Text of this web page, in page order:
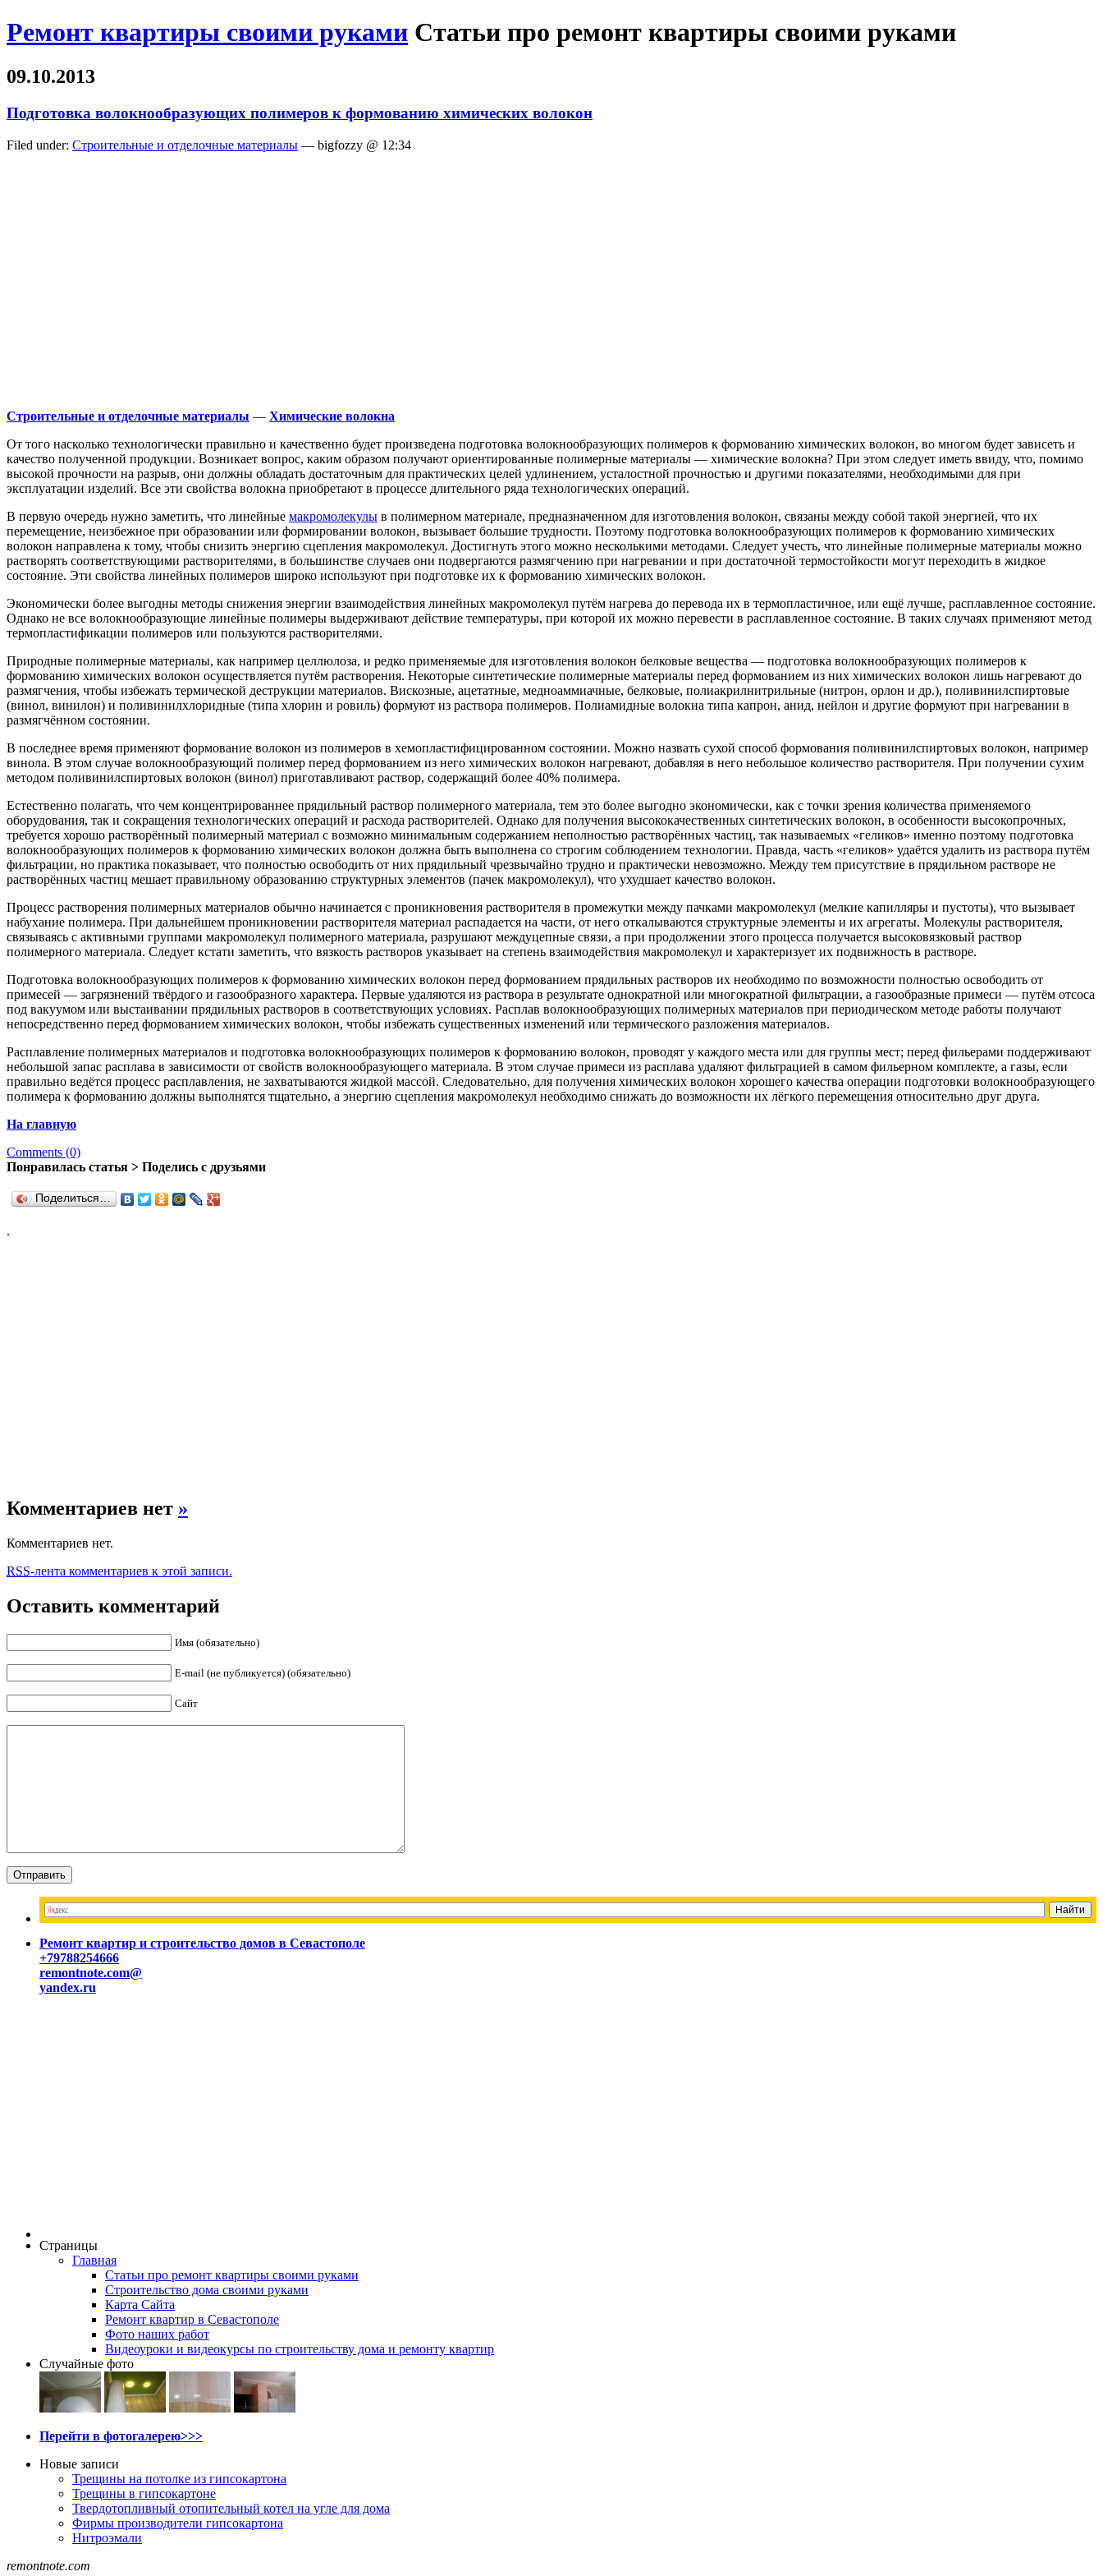
Ремонт квартиры своими руками Статьи про ремонт квартиры своими руками
09.10.2013
Подготовка волокнообразующих полимеров к формованию химических волокон
Filed under: Строительные и отделочные материалы — bigfozzy @ 12:34
Строительные и отделочные материалы — Химические волокна
От того насколько технологически правильно и качественно будет произведена подготовка волокнообразующих полимеров к формованию химических волокон, во многом будет зависеть и
качество полученной продукции. Возникает вопрос, каким образом получают ориентированные полимерные материалы — химические волокна? При этом следует иметь ввиду, что, помимо
высокой прочности на разрыв, они должны обладать достаточным для практических целей удлинением, усталостной прочностью и другими показателями, необходимыми для при
эксплуатации изделий. Все эти свойства волокна приобретают в процессе длительного ряда технологических операций.
В первую очередь нужно заметить, что линейные макромолекулы в полимерном материале, предназначенном для изготовления волокон, связаны между собой такой энергией, что их
перемещение, неизбежное при образовании или формировании волокон, вызывает большие трудности. Поэтому подготовка волокнообразующих полимеров к формованию химических
волокон направлена к тому, чтобы снизить энергию сцепления макромолекул. Достигнуть этого можно несколькими методами. Следует учесть, что линейные полимерные материалы можно
растворять соответствующими растворителями, в большинстве случаев они подвергаются размягчению при нагревании и при достаточной термостойкости могут переходить в жидкое
состояние. Эти свойства линейных полимеров широко используют при подготовке их к формованию химических волокон.
Экономически более выгодны методы снижения энергии взаимодействия линейных макромолекул путём нагрева до перевода их в термопластичное, или ещё лучше, расплавленное состояние.
Однако не все волокнообразующие линейные полимеры выдерживают действие температуры, при которой их можно перевести в расплавленное состояние. В таких случаях применяют метод
термопластификации полимеров или пользуются растворителями.
Природные полимерные материалы, как например целлюлоза, и редко применяемые для изготовления волокон белковые вещества — подготовка волокнообразующих полимеров к
формованию химических волокон осуществляется путём растворения. Некоторые синтетические полимерные материалы перед формованием из них химических волокон лишь нагревают до
размягчения, чтобы избежать термической деструкции материалов. Вискозные, ацетатные, медноаммиачные, белковые, полиакрилнитрильные (нитрон, орлон и др.), поливинилспиртовые
(винол, винилон) и поливинилхлоридные (типа хлорин и ровиль) формуют из раствора полимеров. Полиамидные волокна типа капрон, анид, нейлон и другие формуют при нагревании в
размягчённом состоянии.
В последнее время применяют формование волокон из полимеров в хемопластифицированном состоянии. Можно назвать сухой способ формования поливинилспиртовых волокон, например
винола. В этом случае волокнообразующий полимер перед формованием из него химических волокон нагревают, добавляя в него небольшое количество растворителя. При получении сухим
методом поливинилспиртовых волокон (винол) приготавливают раствор, содержащий более 40% полимера.
Естественно полагать, что чем концентрированнее прядильный раствор полимерного материала, тем это более выгодно экономически, как с точки зрения количества применяемого
оборудования, так и сокращения технологических операций и расхода растворителей. Однако для получения высококачественных синтетических волокон, в особенности высокопрочных,
требуется хорошо растворённый полимерный материал с возможно минимальным содержанием неполностью растворённых частиц, так называемых «геликов» именно поэтому подготовка
волокнообразующих полимеров к формованию химических волокон должна быть выполнена со строгим соблюдением технологии. Правда, часть «геликов» удаётся удалить из раствора путём
фильтрации, но практика показывает, что полностью освободить от них прядильный чрезвычайно трудно и практически невозможно. Между тем присутствие в прядильном растворе не
растворённых частиц мешает правильному образованию структурных элементов (пачек макромолекул), что ухудшает качество волокон.
Процесс растворения полимерных материалов обычно начинается с проникновения растворителя в промежутки между пачками макромолекул (мелкие капилляры и пустоты), что вызывает
набухание полимера. При дальнейшем проникновении растворителя материал распадается на части, от него откалываются структурные элементы и их агрегаты. Молекулы растворителя,
связываясь с активными группами макромолекул полимерного материала, разрушают междуцепные связи, а при продолжении этого процесса получается высоковязковый раствор
полимерного материала. Следует кстати заметить, что вязкость растворов указывает на степень взаимодействия макромолекул и характеризует их подвижность в растворе.
Подготовка волокнообразующих полимеров к формованию химических волокон перед формованием прядильных растворов их необходимо по возможности полностью освободить от
примесей — загрязнений твёрдого и газообразного характера. Первые удаляются из раствора в результате однократной или многократной фильтрации, а газообразные примеси — путём отсоса
под вакуумом или выстаивании прядильных растворов в соответствующих условиях. Расплав волокнообразующих полимерных материалов при периодическом методе работы получают
непосредственно перед формованием химических волокон, чтобы избежать существенных изменений или термического разложения материалов.
Расплавление полимерных материалов и подготовка волокнообразующих полимеров к формованию волокон, проводят у каждого места или для группы мест; перед фильерами поддерживают
небольшой запас расплава в зависимости от свойств волокнообразующего материала. В этом случае примеси из расплава удаляют фильтрацией в самом фильерном комплекте, а газы, если
правильно ведётся процесс расплавления, не захватываются жидкой массой. Следовательно, для получения химических волокон хорошего качества операции подготовки волокнообразующего
полимера к формованию должны выполнятся тщательно, а энергию сцепления макромолекул необходимо снижать до возможности их лёгкого перемещения относительно друг друга.
На главную
Comments (0)
Понравилась статья > Поделись с друзьями
Поделиться…
.
Комментариев нет »
Комментариев нет.
RSS-лента комментариев к этой записи.
Оставить комментарий
Имя (обязательно)
E-mail (не публикуется) (обязательно)
Сайт
Ремонт квартир и строительство домов в Севастополе
+79788254666
remontnote.com@
yandex.ru
Страницы
Главная
Статьи про ремонт квартиры своими руками
Строительство дома своими руками
Карта Сайта
Ремонт квартир в Севастополе
Фото наших работ
Видеоуроки и видеокурсы по строительству дома и ремонту квартир
Случайные фото
Перейти в фотогалерею>>>
Новые записи
Трещины на потолке из гипсокартона
Трещины в гипсокартоне
Твердотопливный отопительный котел на угле для дома
Фирмы производители гипсокартона
Нитроэмали
remontnote.com